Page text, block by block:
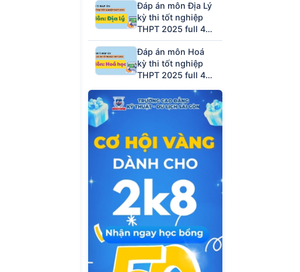
full 48 mã đề
Đáp án môn Địa Lý
kỳ thi tốt nghiệp
THPT 2025 full 48
mã đề (tham khảo)
Đáp án môn Hoá
kỳ thi tốt nghiệp
THPT 2025 full 48